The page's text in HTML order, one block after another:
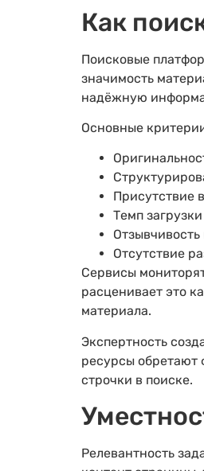
Как
Поисковые
значимость
надёжную
Основные
Присутствие
Темп
Отсутствие
Сервисы
расценивает это
материала.
Экспертность
ресурсы обретают
строчки в поиске.
Релевантность